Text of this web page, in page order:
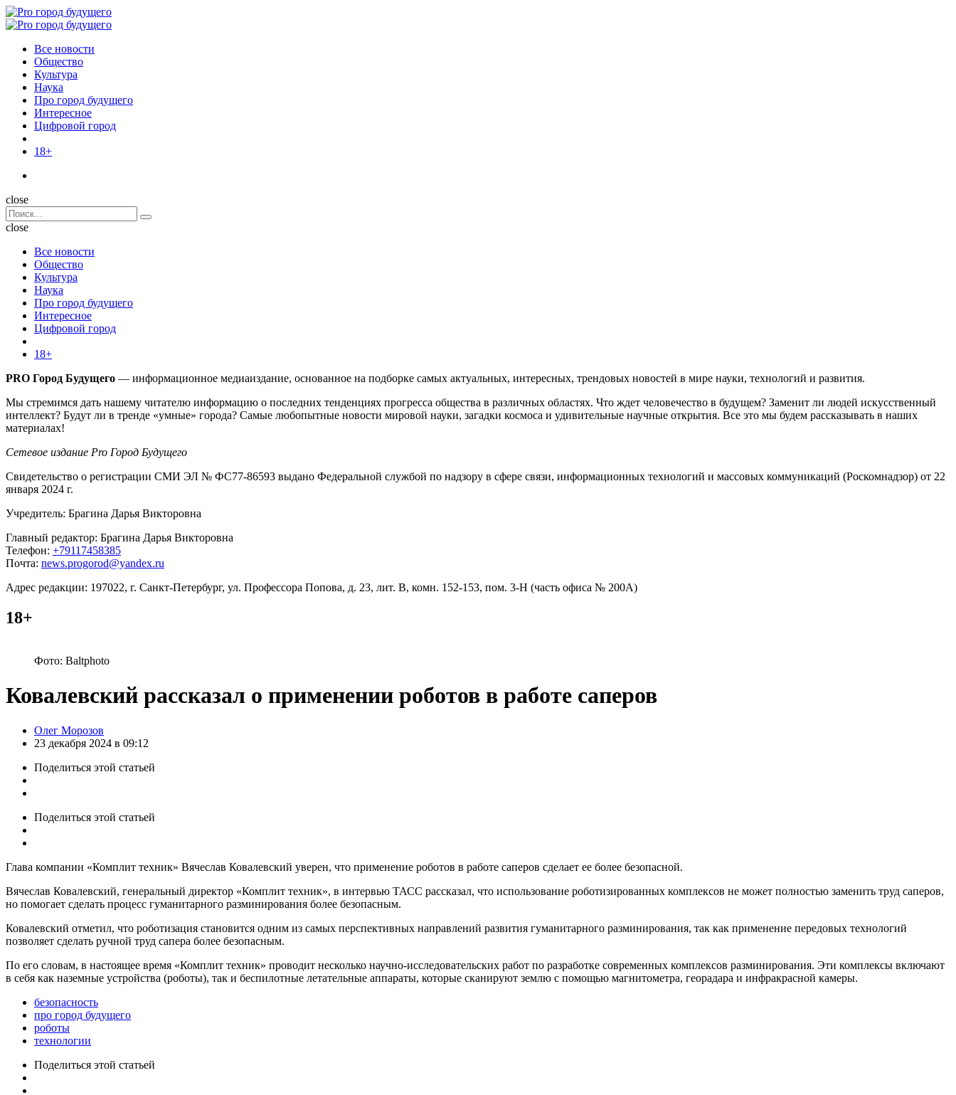
Menu
Поиск
Menu
Pro
Все новости
Общество
Культура
Наука
Про город будущего
Интересное
Цифровой город
18+
Поиск
close
Search
for:
Поиск
close
Все новости
Общество
Культура
Наука
Про город будущего
Интересное
Цифровой город
18+
PRO Город Будущего — информационное медиаиздание, основанное на подборке самых актуальных, интересных, трендовых новостей в мире науки, технологий и развития.
Мы стремимся дать нашему читателю информацию о последних тенденциях прогресса общества в различных областях. Что ждет человечество в будущем? Заменит ли людей искусственный
интеллект? Будут ли в тренде «умные» города? Самые любопытные новости мировой науки, загадки космоса и удивительные научные открытия. Все это мы будем рассказывать в наших
материалах!
Сетевое издание Pro Город Будущего
Свидетельство о регистрации СМИ ЭЛ № ФС77-86593 выдано Федеральной службой по надзору в сфере связи, информационных технологий и массовых коммуникаций (Роскомнадзор) от 22
января 2024 г.
Учредитель: Брагина Дарья Викторовна
Главный редактор: Брагина Дарья Викторовна
Телефон: +79117458385
Почта: news.progorod@yandex.ru
Адрес редакции: 197022, г. Санкт-Петербург, ул. Профессора Попова, д. 23, лит. В, комн. 152-153, пом. 3-Н (часть офиса № 200А)
18+
Фото: Baltphoto
Ковалевский рассказал о применении роботов в работе саперов
Posted
by
Олег Морозов
23 декабря 2024 в 09:12
Поделиться этой статьей
Поделиться этой статьей
Глава компании «Комплит техник» Вячеслав Ковалевский уверен, что применение роботов в работе саперов сделает ее более безопасной.
Вячеслав Ковалевский, генеральный директор «Комплит техник», в интервью ТАСС рассказал, что использование роботизированных комплексов не может полностью заменить труд саперов,
но помогает сделать процесс гуманитарного разминирования более безопасным.
Ковалевский отметил, что роботизация становится одним из самых перспективных направлений развития гуманитарного разминирования, так как применение передовых технологий
позволяет сделать ручной труд сапера более безопасным.
По его словам, в настоящее время «Комплит техник» проводит несколько научно-исследовательских работ по разработке современных комплексов разминирования. Эти комплексы включают
в себя как наземные устройства (роботы), так и беспилотные летательные аппараты, которые сканируют землю с помощью магнитометра, георадара и инфракрасной камеры.
безопасность
про город будущего
роботы
технологии
Поделиться этой статьей